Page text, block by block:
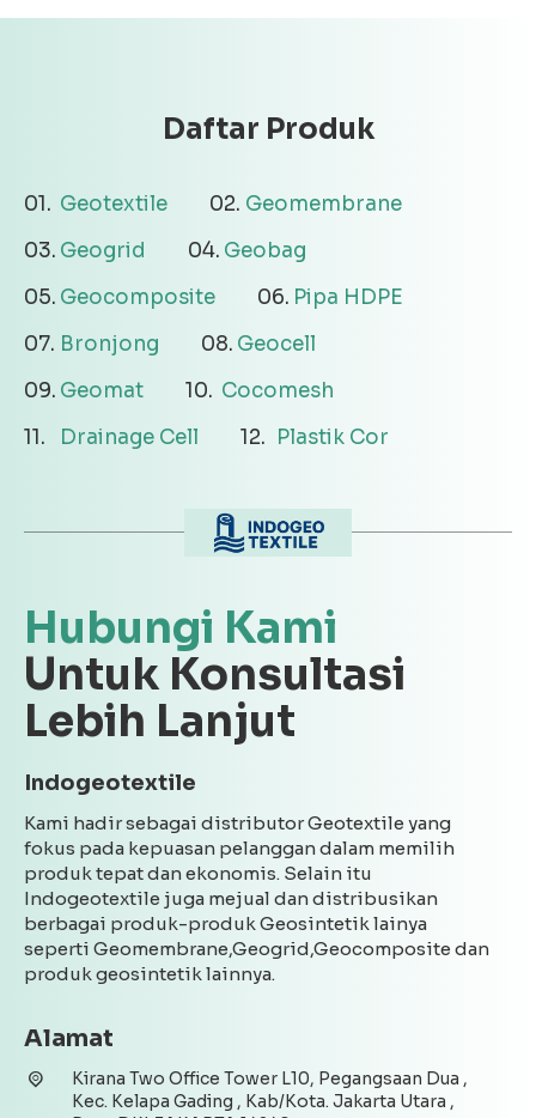
Daftar Produk
Geotextile
Geomembrane
Geogrid
Geobag
Geocomposite
Pipa HDPE
Bronjong
Geocell
Geomat
Cocomesh
Drainage Cell
Plastik Cor
Hubungi Kami
Untuk Konsultasi
Lebih Lanjut
Indogeotextile
Kami hadir sebagai distributor Geotextile yang
fokus pada kepuasan pelanggan dalam memilih
produk tepat dan ekonomis. Selain itu
Indogeotextile juga mejual dan distribusikan
berbagai produk-produk Geosintetik lainya
seperti Geomembrane,Geogrid,Geocomposite dan
produk geosintetik lainnya.
Alamat
Kirana Two Office Tower L10, Pegangsaan Dua ,
Kec. Kelapa Gading , Kab/Kota. Jakarta Utara ,